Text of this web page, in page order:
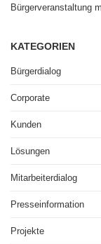
Bürgerveranstaltung
KATEGORIEN
Bürgerdialog
Corporate
Kunden
Lösungen
Mitarbeiterdialog
Presseinformation
Projekte